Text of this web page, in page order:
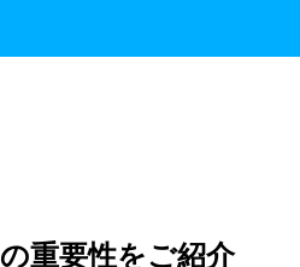
重要性をご紹介